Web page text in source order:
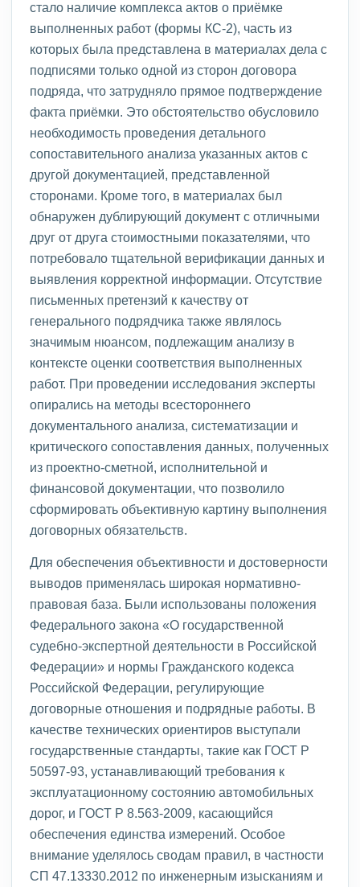
стало наличие комплекса актов о приёмке
выполненных работ (формы КС-2), часть из
которых была представлена в материалах дела с
подписями только одной из сторон договора
подряда, что затрудняло прямое подтверждение
факта приёмки. Это обстоятельство обусловило
необходимость проведения детального
сопоставительного анализа указанных актов с
другой документацией, представленной
сторонами. Кроме того, в материалах был
обнаружен дублирующий документ с отличными
друг от друга стоимостными показателями, что
потребовало тщательной верификации данных и
выявления корректной информации. Отсутствие
письменных претензий к качеству от
генерального подрядчика также являлось
значимым нюансом, подлежащим анализу в
контексте оценки соответствия выполненных
работ. При проведении исследования эксперты
опирались на методы всестороннего
документального анализа, систематизации и
критического сопоставления данных, полученных
из проектно-сметной, исполнительной и
финансовой документации, что позволило
сформировать объективную картину выполнения
договорных обязательств.
Для обеспечения объективности и достоверности
выводов применялась широкая нормативно-
правовая база. Были использованы положения
Федерального закона «О государственной
судебно-экспертной деятельности в Российской
Федерации» и нормы Гражданского кодекса
Российской Федерации, регулирующие
договорные отношения и подрядные работы. В
качестве технических ориентиров выступали
государственные стандарты, такие как ГОСТ Р
50597-93, устанавливающий требования к
эксплуатационному состоянию автомобильных
дорог, и ГОСТ Р 8.563-2009, касающийся
обеспечения единства измерений. Особое
внимание уделялось сводам правил, в частности
СП 47.13330.2012 по инженерным изысканиям и